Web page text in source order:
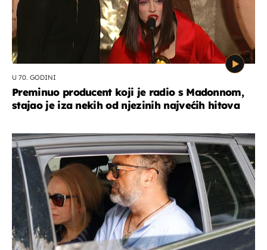
U 70. GODINI
Preminuo producent koji je radio s Madonnom,
stajao je iza nekih od njezinih najvećih hitova